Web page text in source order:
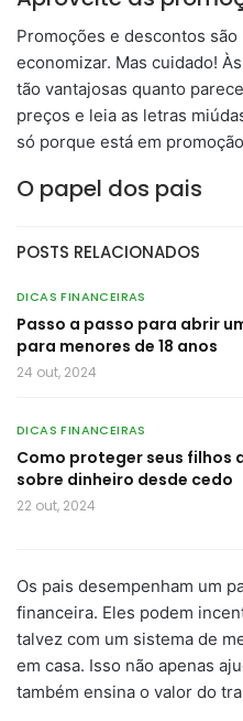
Promoções e descontos
economizar. Mas cuidado!
tão vantajosas quanto
preços e leia as letras
só porque está em
O papel dos pais
POSTS RELACIONADOS
DICAS FINANCEIRAS
Passo a passo para abrir
para menores de 18 anos
24 out, 2024
DICAS FINANCEIRAS
Como proteger seus filhos
sobre dinheiro desde cedo
22 out, 2024
Os pais desempenham um
financeira. Eles podem
talvez com um sistema de
em casa. Isso não apenas
também ensina o valor do